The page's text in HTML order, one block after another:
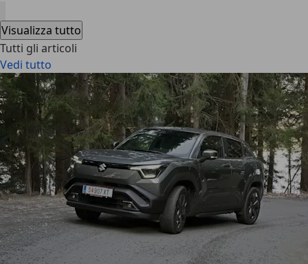
Visualizza tutto
Tutti gli articoli
Vedi tutto